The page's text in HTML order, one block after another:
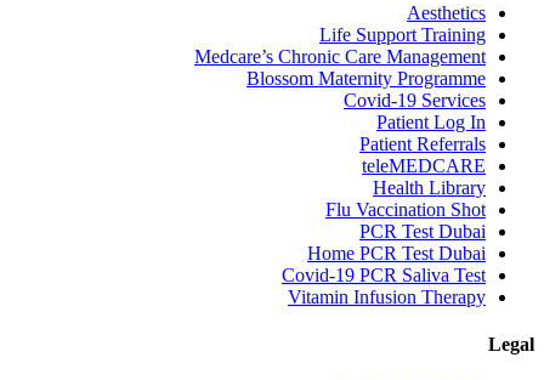
Aesthetics
Life Support Training
Medcare’s Chronic Care Management
Blossom Maternity Programme
Covid-19 Services
Patient Log In
Patient Referrals
teleMEDCARE
Health Library
Flu Vaccination Shot
PCR Test Dubai
Home PCR Test Dubai
Covid-19 PCR Saliva Test
Vitamin Infusion Therapy
Legal